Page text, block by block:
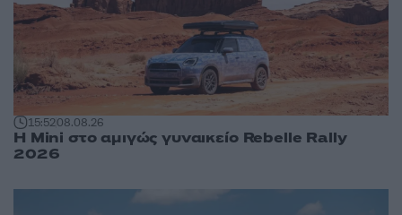
15:5208.08.26
Η Mini στο αμιγώς γυναικείο Rebelle Rally
2026